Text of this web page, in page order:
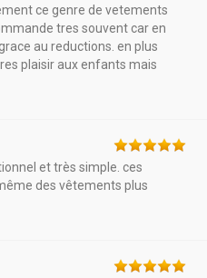
ce genre de vetements
tres souvent car en
au reductions. en plus
plaisir aux enfants mais
et très simple. ces
des vêtements plus